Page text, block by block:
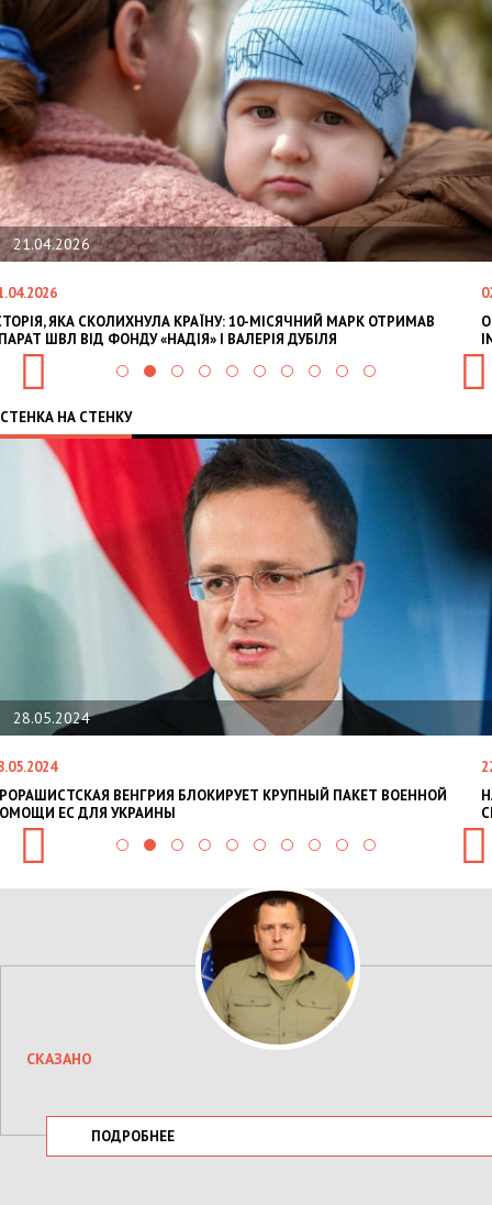
ЯКА СКОЛИХНУЛА КРАЇНУ: 10-МІСЯЧНИЙ МАРК ОТРИМАВ
ШВЛ ВІД ФОНДУ «НАДІЯ» І ВАЛЕРІЯ ДУБІЛЯ
СТЕНКА НА СТЕНКУ
28.05.2024
ВЕНГРИЯ БЛОКИРУЕТ КРУПНЫЙ ПАКЕТ ВОЕННОЙ
ЕС ДЛЯ УКРАИНЫ
СКАЗАНО
ПОДРОБНЕЕ